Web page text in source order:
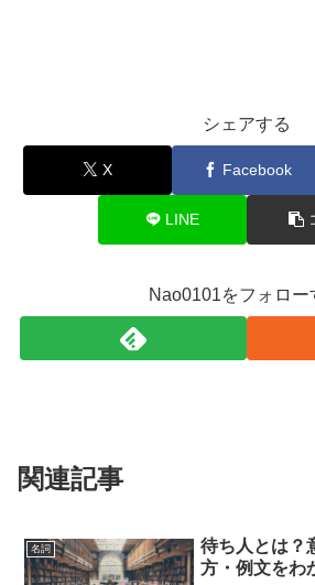
シェアする
X Facebook
LINE
Nao0101をフォロー
関連記事
名詞
待ち人とは？
方・例文をわ